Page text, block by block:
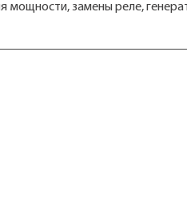
мощности, замены реле,